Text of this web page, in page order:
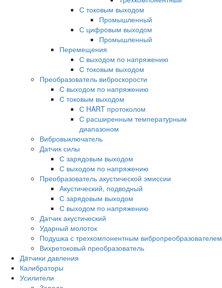
С токовым выходом
Промышленный
С цифровым выходом
Промышленный
Перемещения
С выходом по напряжению
С токовым выходом
Преобразователь виброскорости
С выходом по напряжению
С токовым выходом
С HART протоколом
С расширенным температурным
диапазоном
Вибровыключатель
Датчик силы
С зарядовым выходом
С выходом по напряжению
Преобразователь акустической эмиссии
Акустический, подводный
С зарядовым выходом
С выходом по напряжению
Датчик акустический
Ударный молоток
Подушка с трехкомпонентным вибропреобразователем
Вихретоковый преобразователь
Дaтчики давления
Калибраторы
Усилители